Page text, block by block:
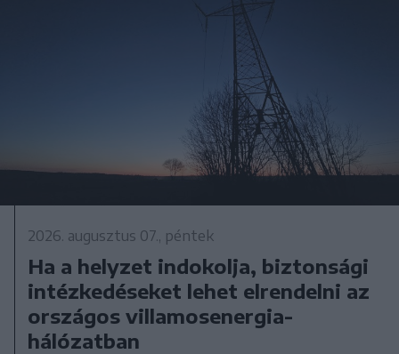
2026. augusztus 07., péntek
Ha a helyzet indokolja, biztonsági
intézkedéseket lehet elrendelni az
országos villamosenergia-
hálózatban